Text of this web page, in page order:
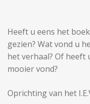
Heeft u eens het
gezien? Wat vond u
het verhaal? Of heeft
mooier vond?
Oprichting van het